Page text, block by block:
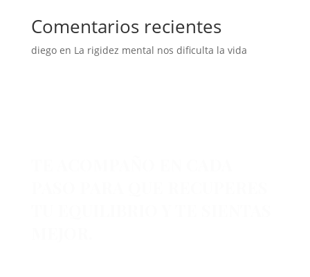
Comentarios recientes
diegoen La rigidez mental nos dificulta la vida